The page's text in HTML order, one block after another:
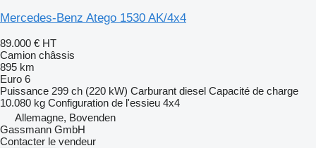
Mercedes-Benz Atego 1530 AK/4x4
89.000 € HT
Camion châssis
895 km
Euro 6
Puissance 299 ch (220 kW) Carburant diesel Capacité de charge
10.080 kg Configuration de l'essieu 4x4
Allemagne, Bovenden
Gassmann GmbH
Contacter le vendeur